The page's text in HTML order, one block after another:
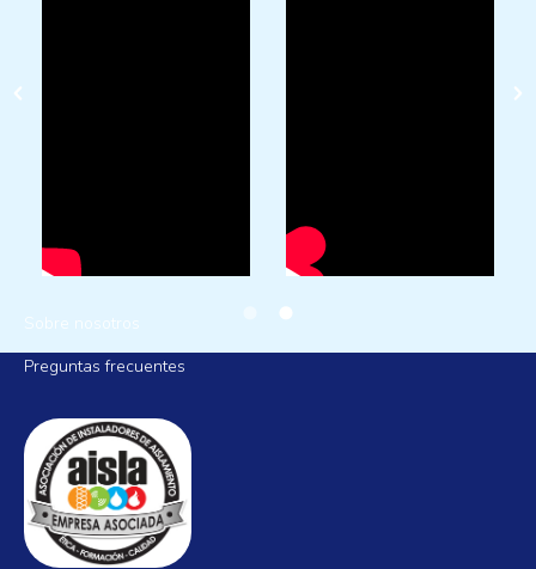
AISLAMIENTOS LA MANCHA
Sobre nosotros
Preguntas frecuentes